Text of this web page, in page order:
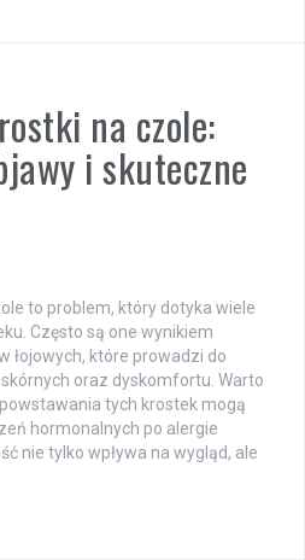
na czole:
i skuteczne
to problem, który dotyka wiele
Często są one wynikiem
łojowych, które prowadzi do
oraz dyskomfortu. Warto
tych krostek mogą
hormonalnych po alergie
nie tylko wpływa na wygląd, ale